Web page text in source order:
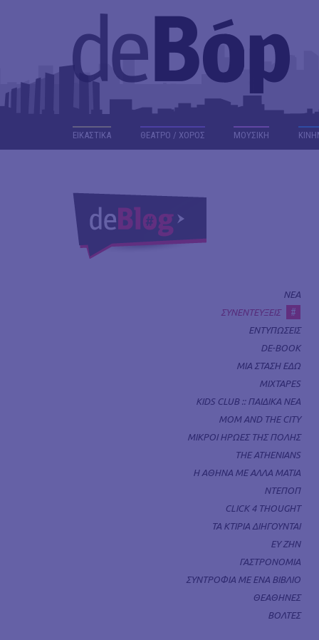
ΕΙΚΑΣΤΙΚΑ ΘΕΑΤΡΟ / ΧΟΡΟΣ ΜΟΥΣΙΚΗ
ΝΕΑ
ΣΥΝΕΝΤΕΥΞΕΙΣ
#
ΕΝΤΥΠΩΣΕΙΣ
DE-BOOK
ΜΙΑ ΣΤΑΣΗ ΕΔΩ
MIXTAPES
KIDS CLUB :: ΠΑΙΔΙΚΑ ΝΕΑ
MOM AND THE CITY
ΜΙΚΡΟΙ ΗΡΩΕΣ ΤΗΣ ΠΟΛΗΣ
THE ATHENIANS
Η ΑΘΗΝΑ ΜΕ ΑΛΛΑ ΜΑΤΙΑ
ΝΤΕΠΟΠ
CLICK 4 THOUGHT
ΤΑ ΚΤΙΡΙΑ ΔΙΗΓΟΥΝΤΑΙ
ΕΥ ΖΗΝ
ΓΑΣΤΡΟΝΟΜΙΑ
ΣΥΝΤΡΟΦΙΑ ΜΕ ΕΝΑ ΒΙΒΛΙΟ
ΘΕΑΘΗΝΕΣ
ΒΟΛΤΕΣ